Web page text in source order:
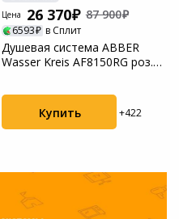
Цена
26 370 87 900
6593 в Сплит
Душевая система ABBER
Wasser Kreis AF8150RG роз.
Купить +422